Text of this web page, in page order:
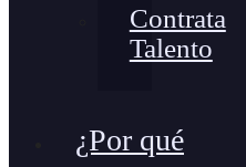
Contrata
Talento
¿Por qué